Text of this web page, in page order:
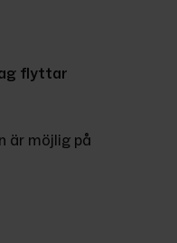
flyttar
är möjlig på